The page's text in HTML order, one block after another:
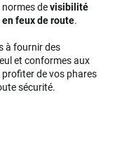
devisibilité
feux de route.
à fournir des
et conformes aux
profiter de vos phares
sécurité.